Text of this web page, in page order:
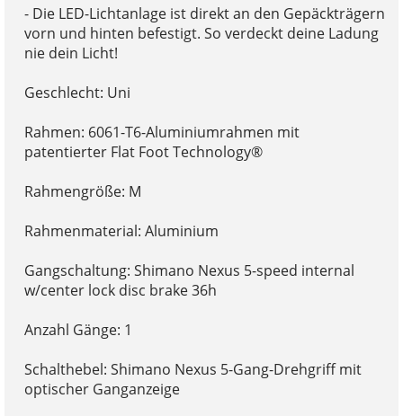
- Die LED-Lichtanlage ist direkt an den Gepäckträgern
vorn und hinten befestigt. So verdeckt deine Ladung
nie dein Licht!
Geschlecht: Uni
Rahmen: 6061-T6-Aluminiumrahmen mit
patentierter Flat Foot Technology®
Rahmengröße: M
Rahmenmaterial: Aluminium
Gangschaltung: Shimano Nexus 5-speed internal
w/center lock disc brake 36h
Anzahl Gänge: 1
Schalthebel: Shimano Nexus 5-Gang-Drehgriff mit
optischer Ganganzeige